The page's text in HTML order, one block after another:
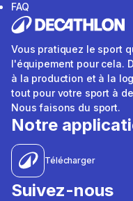
FAQ
Vous pratiquez le sport
l'équipement pour cela.
à la production et à la
tout pour votre sport à
Nous faisons du sport.
Notre
Télécharger
Suivez-nous